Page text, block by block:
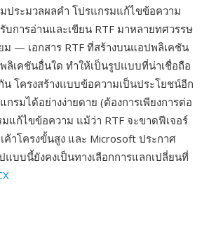
ประมวลผลคำ โปรแกรมแก้ไขข้อความ
การอ่านและเขียน RTF มาหลายทศวรรษ
— เอกสาร RTF ที่สร้างบนแอปพลิเคชัน
เคชันอื่นใด ทำให้เป็นรูปแบบที่น่าเชื่อถือ
โครงสร้างแบบข้อความเป็นประโยชน์อีก
รมได้อย่างง่ายดาย (ต้องการเพียงการต่อ
แก้ไขข้อความ แม้ว่า RTF จะขาดฟีเจอร์
าโครงขั้นสูง และ Microsoft ประกาศ
บบนี้ยังคงเป็นทางเลือกการแลกเปลี่ยนที่